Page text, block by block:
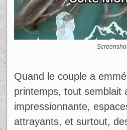
Quand le couple a
printemps, tout semblait
impressionnante,